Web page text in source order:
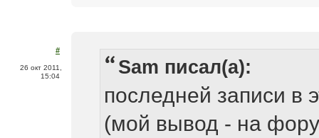
#
26 окт 2011,
15:04
Sam писал(а):
последней записи в
(мой вывод - на